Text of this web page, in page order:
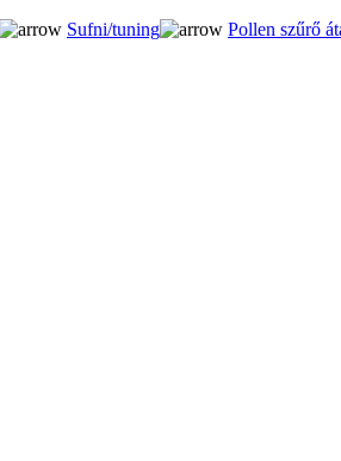
Sufni/tuning Pollen szűrő